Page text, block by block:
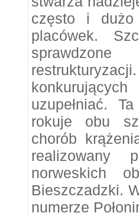
często i dużo
placówek.
uzupełniać.
rokuje obu
chorób
realizowany
norweskich
Bieszczadzki.
numerze